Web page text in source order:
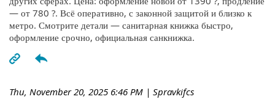
— от 780 ?. Всё оперативно, с законной защитой и близко к
метро. Смотрите детали — санитарная книжка быстро,
оформление срочно, официальная санкнижка.
Thu, November 20, 2025 6:46 PM | Spravkifcs